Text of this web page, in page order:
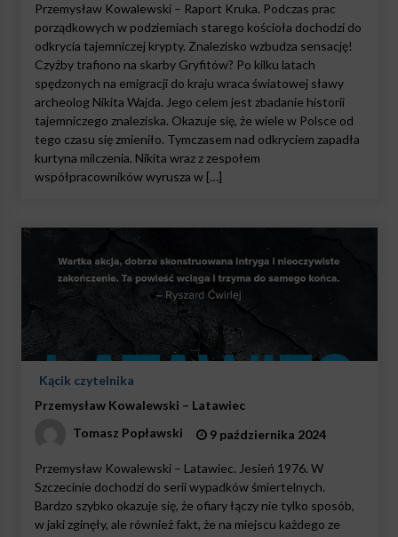
Przemysław Kowalewski – Raport Kruka. Podczas prac
porządkowych w podziemiach starego kościoła dochodzi do
odkrycia tajemniczej krypty. Znalezisko wzbudza sensację!
Czyżby trafiono na skarby Gryfitów? Po kilku latach
spędzonych na emigracji do kraju wraca światowej sławy
archeolog Nikita Wajda. Jego celem jest zbadanie historii
tajemniczego znaleziska. Okazuje się, że wiele w Polsce od
tego czasu się zmieniło. Tymczasem nad odkryciem zapadła
kurtyna milczenia. Nikita wraz z zespołem
współpracowników wyrusza w […]
Kącik czytelnika
Przemysław Kowalewski – Latawiec
Tomasz Popławski
9 października 2024
Przemysław Kowalewski – Latawiec. Jesień 1976. W
Szczecinie dochodzi do serii wypadków śmiertelnych.
Bardzo szybko okazuje się, że ofiary łączy nie tylko sposób,
w jaki zginęły, ale również fakt, że na miejscu każdego ze